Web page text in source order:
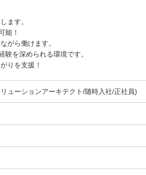
ます。
能！
がら働けます。
験を深められる環境です。
りを支援！
ューションアーキテクト/随時入社/正社員)